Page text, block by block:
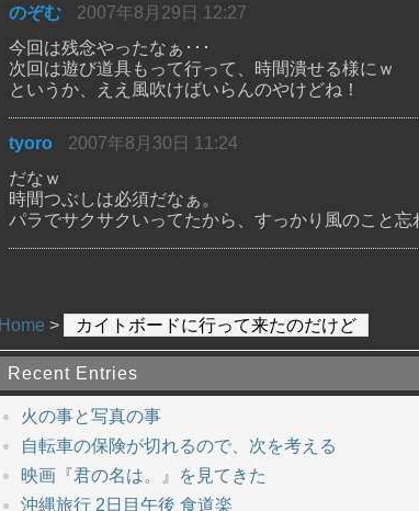
のぞむ
2007年8月29日 12:27
今回は残念やったなぁ･･･
次回は遊び道具もって行って、時間潰せる様にｗ
というか、ええ風吹けばいらんのやけどね！
tyoro
2007年8月30日 11:24
だなｗ
時間つぶしは必須だなぁ。
パラでサクサクいってたから、すっかり風のこと忘
Home > カイトボードに行って来たのだけど
Recent Entries
火の事と写真の事
自転車の保険が切れるので、次を考える
映画『君の名は。』を見てきた
沖縄旅行 2日目午後 食道楽